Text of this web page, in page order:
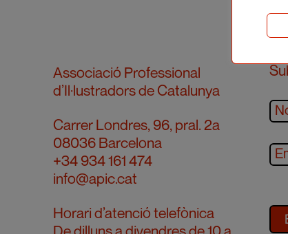
Associació Professional
d’Il·lustradors de Catalunya
Carrer Londres, 96, pral. 2a
08036 Barcelona
+34 934 161 474
info@apic.cat
Horari d’atenció telefònica
De dilluns a divendres de 10 a